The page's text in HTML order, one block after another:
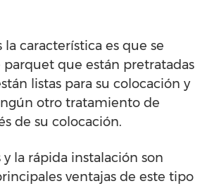
la característica es que se
parquet que están pretratadas
listas para su colocación y
otro tratamiento de
de su colocación.
y la rápida instalación son
ventajas de este tipo